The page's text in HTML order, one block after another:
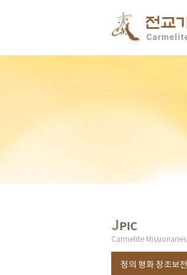
JPIC
Carmelite Missionaries
정의 평화 창조보전